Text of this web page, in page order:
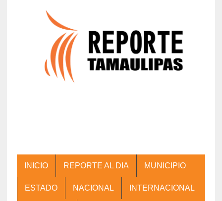
INICIO REPORTE AL DIA MUNICIPIO
ESTADO NACIONAL INTERNACIONAL